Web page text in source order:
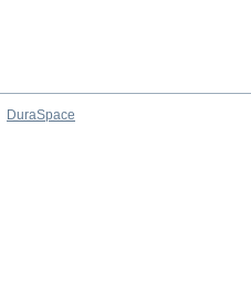
DuraSpace